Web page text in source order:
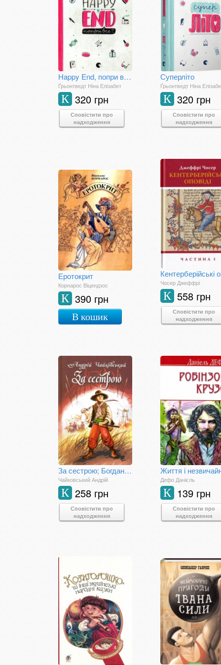
Happy End, попри все?...
Ґрьонтведт Ніна Елізабет
320 грн
К
Сповістити про
надходження
Суперліто
Ґрьонтведт Ніна
320 грн
К
Сповістити про
надходження
Еротокрит
Корнарос Віцендзос
390 грн
К
В кошик
Чосер Джеффрі
558 грн
К
Сповістити про
надходження
За сестрою; Богданко; Козацька помста
Чайковський Андрій
258 грн
К
Сповістити про
надходження
Дефо Данієль
139 грн
К
Сповістити про
надходження